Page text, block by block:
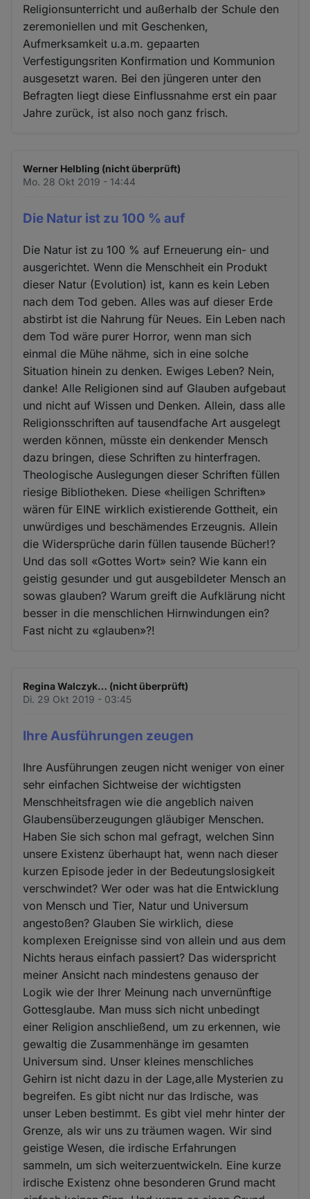
Religionsunterricht und außerhalb der Schule den
zeremoniellen und mit Geschenken,
Aufmerksamkeit u.a.m. gepaarten
Verfestigungsriten Konfirmation und Kommunion
ausgesetzt waren. Bei den jüngeren unter den
Befragten liegt diese Einflussnahme erst ein paar
Jahre zurück, ist also noch ganz frisch.
Werner Helbling (nicht überprüft)
Mo. 28 Okt 2019 - 14:44
Die Natur ist zu 100 % auf
Die Natur ist zu 100 % auf Erneuerung ein- und
ausgerichtet. Wenn die Menschheit ein Produkt
dieser Natur (Evolution) ist, kann es kein Leben
nach dem Tod geben. Alles was auf dieser Erde
abstirbt ist die Nahrung für Neues. Ein Leben nach
dem Tod wäre purer Horror, wenn man sich
einmal die Mühe nähme, sich in eine solche
Situation hinein zu denken. Ewiges Leben? Nein,
danke! Alle Religionen sind auf Glauben aufgebaut
und nicht auf Wissen und Denken. Allein, dass alle
Religionsschriften auf tausendfache Art ausgelegt
werden können, müsste ein denkender Mensch
dazu bringen, diese Schriften zu hinterfragen.
Theologische Auslegungen dieser Schriften füllen
riesige Bibliotheken. Diese «heiligen Schriften»
wären für EINE wirklich existierende Gottheit, ein
unwürdiges und beschämendes Erzeugnis. Allein
die Widersprüche darin füllen tausende Bücher!?
Und das soll «Gottes Wort» sein? Wie kann ein
geistig gesunder und gut ausgebildeter Mensch an
sowas glauben? Warum greift die Aufklärung nicht
besser in die menschlichen Hirnwindungen ein?
Fast nicht zu «glauben»?!
Regina Walczyk… (nicht überprüft)
Di. 29 Okt 2019 - 03:45
Ihre Ausführungen zeugen
Ihre Ausführungen zeugen nicht weniger von einer
sehr einfachen Sichtweise der wichtigsten
Menschheitsfragen wie die angeblich naiven
Glaubensüberzeugungen gläubiger Menschen.
Haben Sie sich schon mal gefragt, welchen Sinn
unsere Existenz überhaupt hat, wenn nach dieser
kurzen Episode jeder in der Bedeutungslosigkeit
verschwindet? Wer oder was hat die Entwicklung
von Mensch und Tier, Natur und Universum
angestoßen? Glauben Sie wirklich, diese
komplexen Ereignisse sind von allein und aus dem
Nichts heraus einfach passiert? Das widerspricht
meiner Ansicht nach mindestens genauso der
Logik wie der Ihrer Meinung nach unvernünftige
Gottesglaube. Man muss sich nicht unbedingt
einer Religion anschließend, um zu erkennen, wie
gewaltig die Zusammenhänge im gesamten
Universum sind. Unser kleines menschliches
Gehirn ist nicht dazu in der Lage,alle Mysterien zu
begreifen. Es gibt nicht nur das Irdische, was
unser Leben bestimmt. Es gibt viel mehr hinter der
Grenze, als wir uns zu träumen wagen. Wir sind
geistige Wesen, die irdische Erfahrungen
sammeln, um sich weiterzuentwickeln. Eine kurze
irdische Existenz ohne besonderen Grund macht